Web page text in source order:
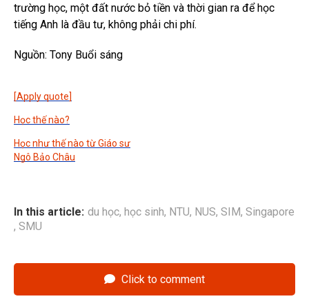
trường học, một đất nước bỏ tiền và thời gian ra để học
tiếng Anh là đầu tư, không phải chi phí.
Nguồn: Tony Buổi sáng
[Apply quote]
Học thế nào?
Học như thế nào từ Giáo sư
Ngô Bảo Châu
In this article: du học, học sinh, NTU, NUS, SIM, Singapore
, SMU
Click to comment